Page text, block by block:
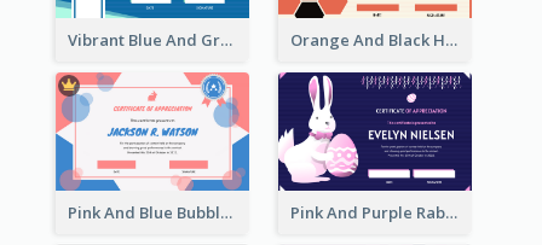
Vibrant Blue And Green Badge Certificate Orange And Black Hexagon Pattern Certificate
Pink And Blue Bubbles Shapes Certificate Pink And Purple Rabbit Cartoon Easter Certificate